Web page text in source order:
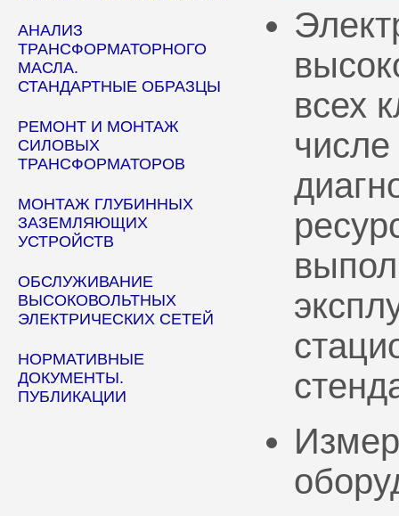
АНАЛИЗ
ТРАНСФОРМАТОРНОГО
МАСЛА.
СТАНДАРТНЫЕ ОБРАЗЦЫ
РЕМОНТ И МОНТАЖ
СИЛОВЫХ
ТРАНСФОРМАТОРОВ
МОНТАЖ ГЛУБИННЫХ
ЗАЗЕМЛЯЮЩИХ
УСТРОЙСТВ
ОБСЛУЖИВАНИЕ
ВЫСОКОВОЛЬТНЫХ
ЭЛЕКТРИЧЕСКИХ СЕТЕЙ
НОРМАТИВНЫЕ
ДОКУМЕНТЫ.
ПУБЛИКАЦИИ
всех